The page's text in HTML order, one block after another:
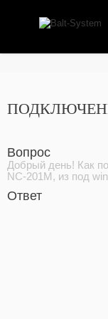
Вопрос
Добрый день! Как
NC-201М, из под
Ответ